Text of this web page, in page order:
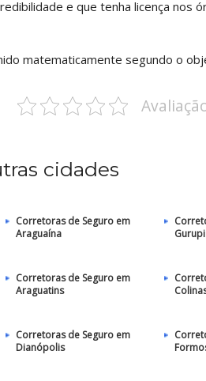
e que tenha licença
matematicamente segundo o
cidades
Corretoras de Seguro em
Araguaína
Gurupi
Corretoras de Seguro em
Araguatins
Corretoras de Seguro em
Dianópolis